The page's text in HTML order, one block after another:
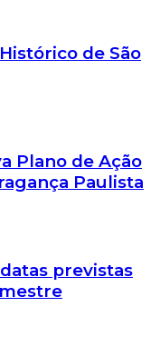
de São
Plano de Ação
Paulista
previstas